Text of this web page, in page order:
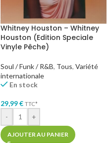
Whitney Houston – Whitney
Houston (Edition Speciale
Vinyle Pêche)
Soul / Funk / R&B, Tous, Variété
internationale
En stock
29,99€ TTC*
- +
AJOUTER AU PANIER